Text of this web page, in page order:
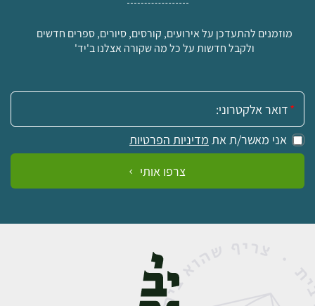
מוזמנים להתעדכן על אירועים, קורסים, סיורים, ספרים חדשים
ולקבל חדשות על כל מה שקורה אצלנו ב'יד'
אימייל:
אני מאשר/ת את מדיניות הפרטיות
צרפו אותי